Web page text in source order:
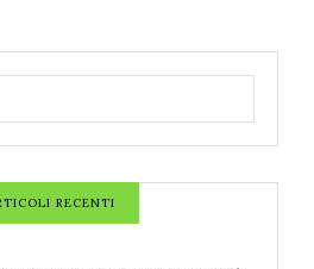
RECENTI